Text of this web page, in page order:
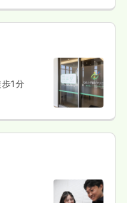
万円
詳細を見る
1分